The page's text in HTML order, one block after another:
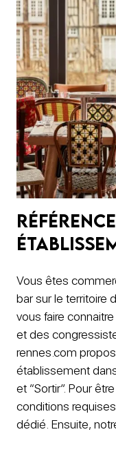
Vous êtes
bar sur le territoire
vous faire
et des
rennes.com
établissement
et “Sortir”. Pour
conditions
dédié. Ensuite,